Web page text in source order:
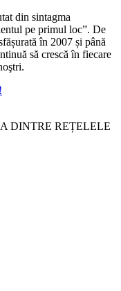
din sintagma
pe primul loc”. De
în 2007 și până
să crescă în fiecare
DINTRE REȚELELE